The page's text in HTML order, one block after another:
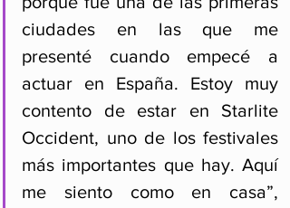
ciudades en las que me
presenté cuando empecé a
actuar en España. Estoy muy
contento de estar en Starlite
Occident, uno de los festivales
más importantes que hay. Aquí
me siento como en casa”,